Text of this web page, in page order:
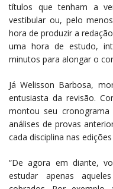
títulos que tenham a
vestibular ou, pelo
hora de produzir a
uma hora de estudo,
minutos para alongar o
Já Welisson Barbosa,
entusiasta da revisão.
montou seu
análises de provas
cada disciplina nas
“De agora em diante,
estudar apenas